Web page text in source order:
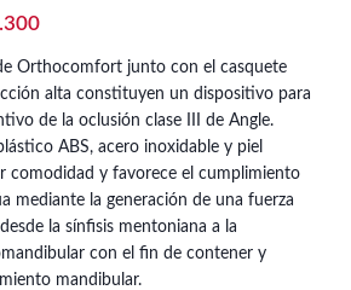
Orthocomfort junto con el casquete
alta constituyen un dispositivo para
de la oclusión clase III de Angle.
ABS, acero inoxidable y piel
comodidad y favorece el cumplimiento
mediante la generación de una fuerza
la sínfisis mentoniana a la
con el fin de contener y
mandibular.